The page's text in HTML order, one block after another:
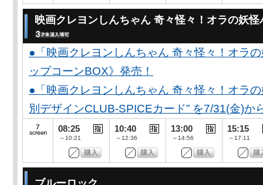
映画クレヨンしんちゃん 奇々怪々！オラの妖怪
●「映画クレヨンしんちゃん 奇々怪々！オラ
ップコーンBOX》発売！
●「映画クレヨンしんちゃん 奇々怪々！オラ
別デザインCLUB-SPICEカード” を7/31(金)か
08:25
～10:21
10:40
～12:36
13:00
～14:56
15:15
～17:11